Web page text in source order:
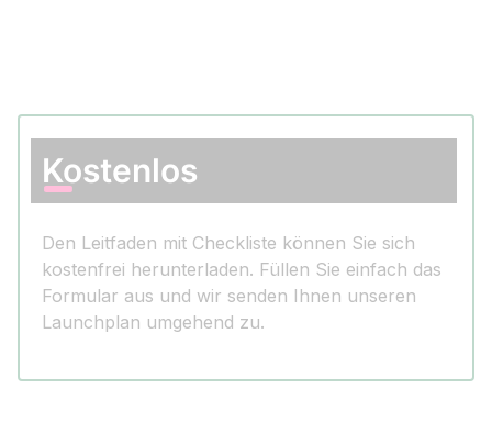
Kostenlos
Den Leitfaden mit Checkliste können Sie sich
kostenfrei herunterladen. Füllen Sie einfach das
Formular aus und wir senden Ihnen unseren
Launchplan umgehend zu.